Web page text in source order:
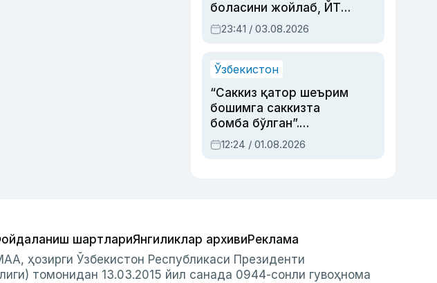
боласини жойлаб, ЙТҲ
содир этган аёлга суд
ҳукми ўқилди
23:41 / 03.08.2026
Ўзбекистон
“Саккиз қатор шеърим
бошимга саккизта
бомба бўлган”.
Абдулла Ориповни
сиёсий айбловлардан
12:24 / 01.08.2026
шартлариЯнгиликлар архивиРеклама
ҳозирги Ўзбекистон Республикаси Президенти
томонидан 13.03.2015 йил санада 0944-сонли гувоҳнома